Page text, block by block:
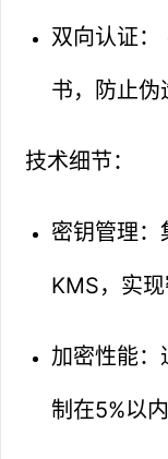
双向认证：
书，防止伪
技术细节：
密钥管理：
KMS，实现
加密性能：
制在5%以内